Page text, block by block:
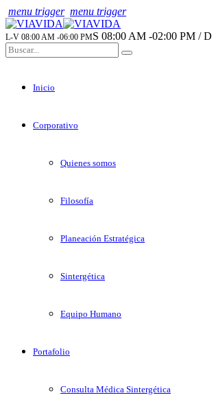
menu trigger menu trigger
L-V 08:00 AM -06:00 PMS 08:00 AM -02:00 PM / D
Inicio
Corporativo
Quienes somos
Filosofía
Planeación Estratégica
Sintergética
Equipo Humano
Portafolio
Consulta Médica Sintergética